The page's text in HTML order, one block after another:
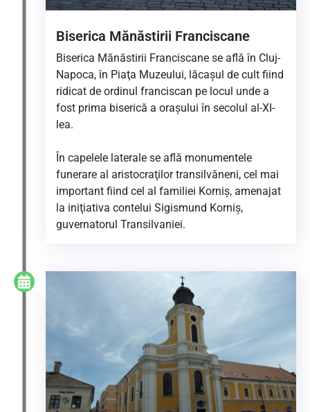
Biserica Mănăstirii Franciscane
Biserica Mănăstirii Franciscane se află în Cluj-
Napoca, în Piaţa Muzeului, lăcaşul de cult fiind
ridicat de ordinul franciscan pe locul unde a
fost prima biserică a oraşului în secolul al-XI-
lea.
În capelele laterale se află monumentele
funerare al aristocraţilor transilvăneni, cel mai
important fiind cel al familiei Korniş, amenajat
la iniţiativa contelui Sigismund Korniş,
guvernatorul Transilvaniei.